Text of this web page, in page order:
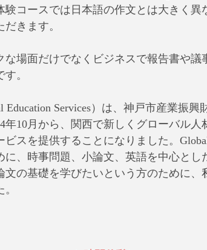
験コースでは日本語の作文とは大きく異
きます。
な場面だけでなくビジネスで報告書や議
。
Education Services）は、神戸市産業振
年10月から、関西で新しくグローバル人
スを提供することになりました。
、時事問題、小論文、英語を中心とし
の基礎を学びたいという方のために、